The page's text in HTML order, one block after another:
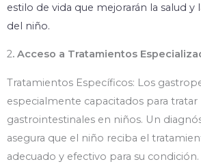
estilo de vida que mejorarán la salud y
del niño.
2. Acceso a Tratamientos
Tratamientos Específicos: Los
especialmente capacitados para
gastrointestinales en niños. Un
asegura que el niño reciba el
adecuado y efectivo para su condición.